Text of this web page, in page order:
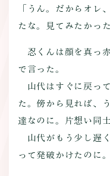
「うん。だからオレ
たな。見てみたかっ
忍くんは顔を真っ
で言った。
山代はすぐに戻っ
た。傍から見れば、
達なのに。片想い同
山代がもう少し遅
って発破かけたのに。